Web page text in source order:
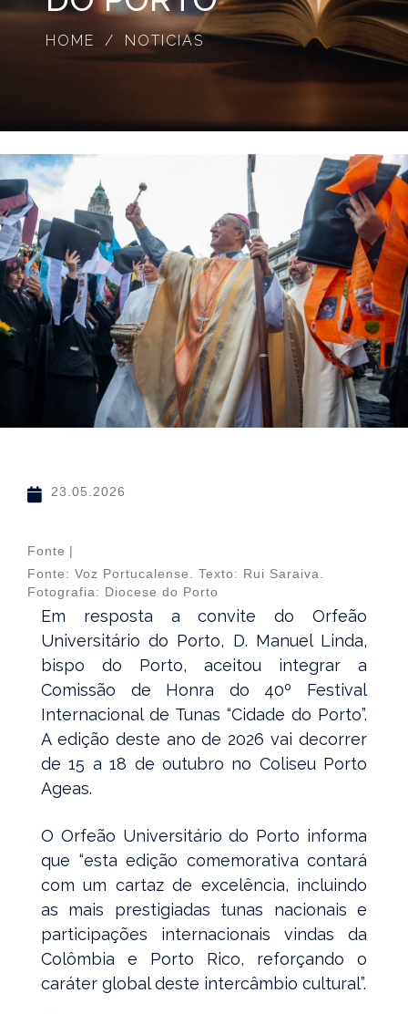
HOME NOTICIAS
23.05.2026
Fonte |
Fonte: Voz Portucalense. Texto: Rui Saraiva.
Fotografia: Diocese do Porto
Em resposta a convite do Orfeão
Universitário do Porto, D. Manuel Linda,
bispo do Porto, aceitou integrar a
Comissão de Honra do 40º Festival
Internacional de Tunas “Cidade do Porto”.
A edição deste ano de 2026 vai decorrer
de 15 a 18 de outubro no Coliseu Porto
Ageas.
O Orfeão Universitário do Porto informa
que “esta edição comemorativa contará
com um cartaz de excelência, incluindo
as mais prestigiadas tunas nacionais e
participações internacionais vindas da
Colômbia e Porto Rico, reforçando o
caráter global deste intercâmbio cultural”.